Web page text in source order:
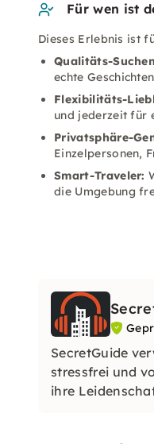
Für wen ist
Dieses Erlebnis ist
Qualitäts-
echte
Flexibilitäts-
und jederzeit für
Privatsphäre-
Einzelpersonen,
Smart-Traveler:
die Umgebung
SecretGuide
stressfrei und
ihre